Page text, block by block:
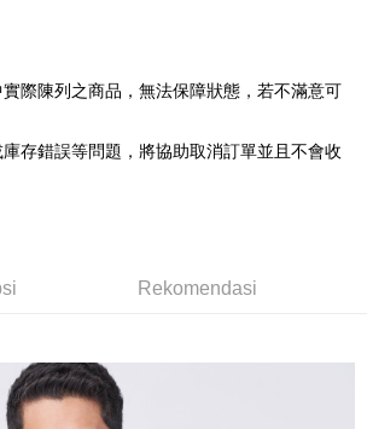
Bank
DBS Bank
Rakuten
AFTEE Beli Sekarang Bayar Kemudian
sebagai kaedah pembayaran, mesej
muncul.
pembayaran selepas pengesahan SMS.
tempoh pembayaran adalah 14 hari. Walau
percuma untuk pesanan
際陳列之商品，無法保障狀態，若不滿意可
存錯誤等問題，將協助取消訂單並且不會收
Rekomendasi